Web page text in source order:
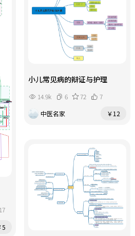
价值的高质量医学思维导
梳理等多种学习场景。无
复制与转录过程、掌握
谢途径，还是梳理核
化、基因表达调控等重点
够通过一张导图快速建立
架，提高学习效率，强化
医学专业学生备考生物
学习资料与复习工具。
影像学特征、诱因与治疗
分疾病差异。整体考点
于快速区分各类间质性
床及医考背诵。
断全流程，形成闭环临
。适合医学生刷题背诵、
诊疗。
5
小儿常见病的辩证与护理
14.9k 6 72
7
中医名家
￥12